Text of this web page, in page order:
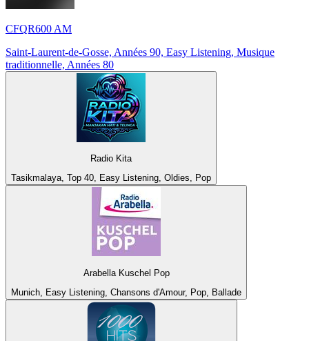
CFQR600 AM
Saint-Laurent-de-Gosse, Années 90, Easy Listening, Musique
traditionnelle, Années 80
Radio Kita
Tasikmalaya, Top 40, Easy Listening, Oldies, Pop
Arabella Kuschel Pop
Munich, Easy Listening, Chansons d'Amour, Pop, Ballade